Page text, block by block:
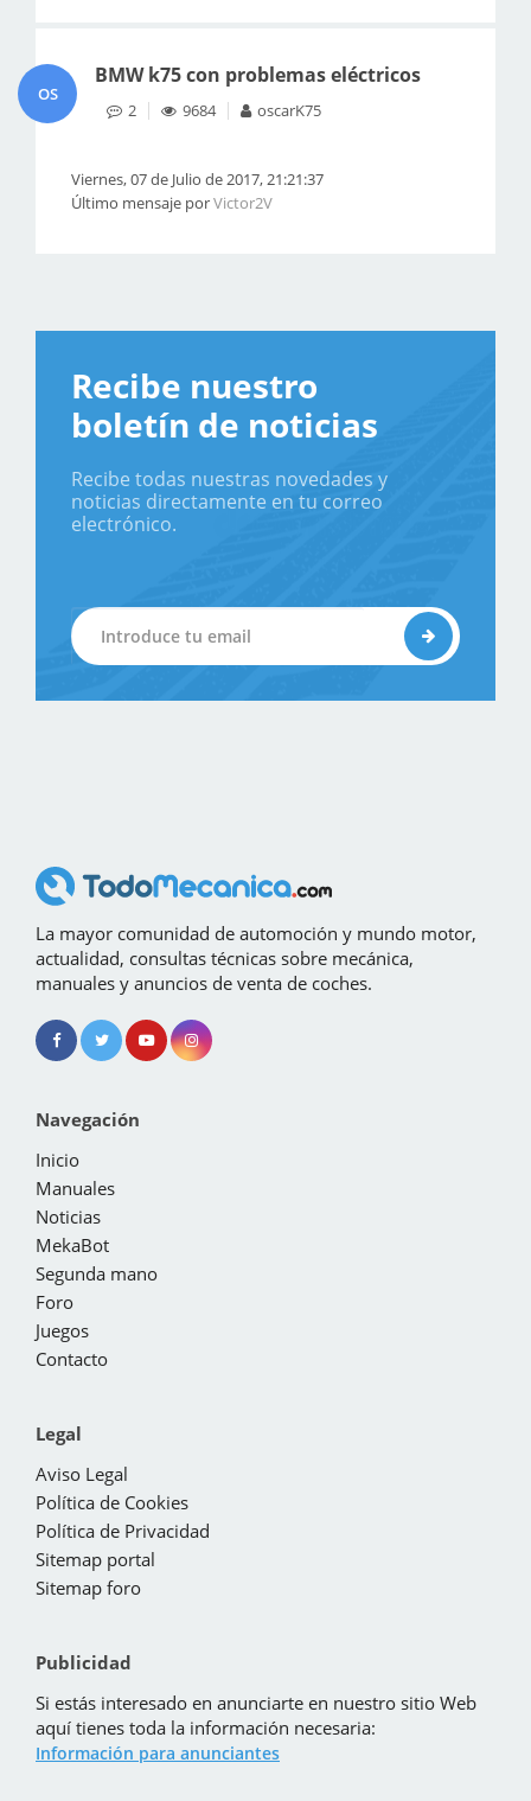
OS
BMW k75 con problemas eléctricos
2 9684 oscarK75
Viernes, 07 de Julio de 2017, 21:21:37
Último mensaje porVictor2V
Recibe nuestro
boletín de noticias
Recibe todas nuestras novedades y
noticias directamente en tu correo
electrónico.
La mayor comunidad de automoción y mundo motor,
actualidad, consultas técnicas sobre mecánica,
manuales y anuncios de venta de coches.
Navegación
Inicio
Manuales
Noticias
MekaBot
Segunda mano
Foro
Juegos
Contacto
Legal
Aviso Legal
Política de Cookies
Política de Privacidad
Sitemap portal
Sitemap foro
Publicidad
Si estás interesado en anunciarte en nuestro sitio Web
aquí tienes toda la información necesaria:
Información para anunciantes